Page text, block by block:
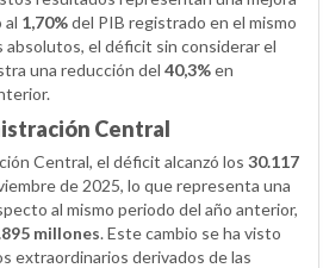
al 1,70%del PIB registrado en el mismo
absolutos, el déficit sin considerar el
una reducción del 40,3%en
Central
Central, el déficit alcanzó los 30.117
de 2025, lo que representa una
al mismo periodo del año anterior,
millones. Este cambio se ha visto
extraordinarios derivados de las